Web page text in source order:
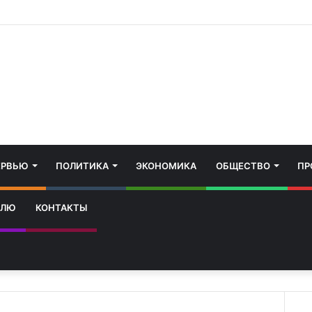
ПОЛИТИКА ЭКОНОМИКА ОБЩЕСТВО
КОНТАКТЫ